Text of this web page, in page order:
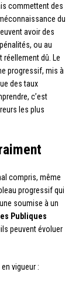
commettent des
du
avoir des
ou au
réellement dû. Le
progressif, mis à
des taux
c’est
les plus
compris, même
progressif qui
soumise à un
Publiques
peuvent évoluer
vigueur :